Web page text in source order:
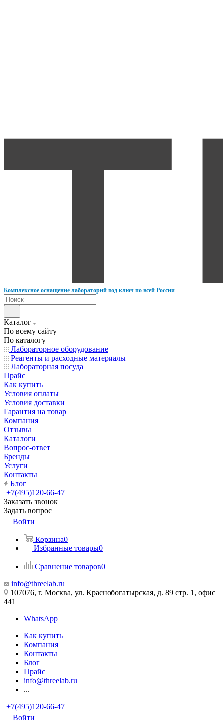
Комплексное оснащение лабораторий под ключ по всей России
Каталог
По всему сайту
По каталогу
Лабораторное оборудование
Реагенты и расходные материалы
Лабораторная посуда
Прайс
Как купить
Условия оплаты
Условия доставки
Гарантия на товар
Компания
Отзывы
Каталоги
Вопрос-ответ
Бренды
Услуги
Контакты
Блог
+7(495)120-66-47
Заказать звонок
Задать вопрос
Войти
Корзина0
Избранные товары0
Сравнение товаров0
info@threelab.ru
107076, г. Москва, ул. Краснобогатырская, д. 89 стр. 1, офис
441
WhatsApp
Как купить
Компания
Контакты
Блог
Прайс
info@threelab.ru
...
+7(495)120-66-47
Войти